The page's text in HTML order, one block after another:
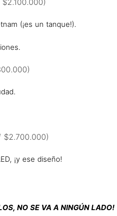
(¡es un tanque!).
$2.700.000)
¡y ese diseño!
NO SE VA A NINGÚN LADO!